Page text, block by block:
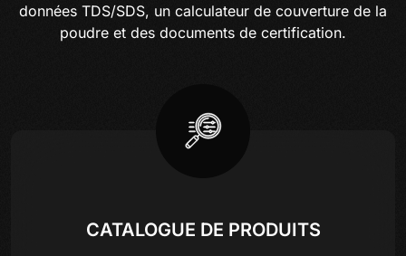
données TDS/SDS, un calculateur de couverture de la
poudre et des documents de certification.
CATALOGUE DE PRODUITS